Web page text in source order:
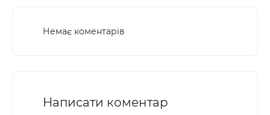
Немає коментарів
Написати коментар